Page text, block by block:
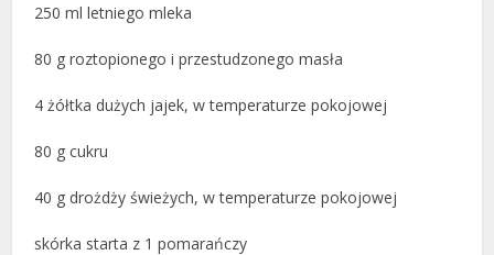
250 ml letniego mleka
80 g roztopionego i przestudzonego masła
4 żółtka dużych jajek, w temperaturze pokojowej
80 g cukru
40 g drożdży świeżych, w temperaturze pokojowej
skórka starta z 1 pomarańczy